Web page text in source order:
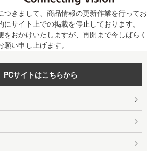
つきまして、商品情報の更新作業を行ってお
サイト上での掲載を停止しております。
おかけいたしますが、再開まで今しばらく
い申し上げます。
PCサイトはこちらから